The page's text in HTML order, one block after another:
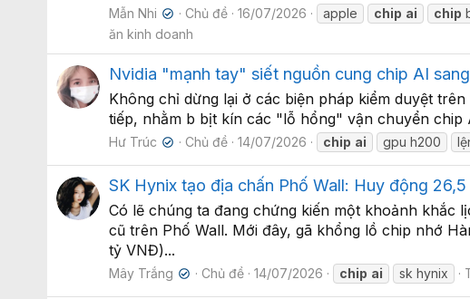
Mẫn Nhi ✔ Chủ đề 16/07/2026 apple chip ai chip
ăn kinh doanh
Nvidia "mạnh tay" siết nguồn cung chip AI
Không chỉ dừng lại ở các biện pháp kiểm duyệt
tiếp, nhằm b bịt kín các "lỗ hổng" vận chuyển chip
Hư Trúc ✔ Chủ đề 14/07/2026 chip ai gpu h200
SK Hynix tạo địa chấn Phố Wall: Huy động
Có lẽ chúng ta đang chứng kiến một khoảnh khắc
cũ trên Phố Wall. Mới đây, gã khổng lồ chip nhớ
tỷ VNĐ)...
Mây Trắng ✔ Chủ đề 14/07/2026 chip ai sk hynix